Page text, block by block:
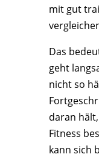
mit gut
Das
geht
nicht so
daran
Fitness
kann sich